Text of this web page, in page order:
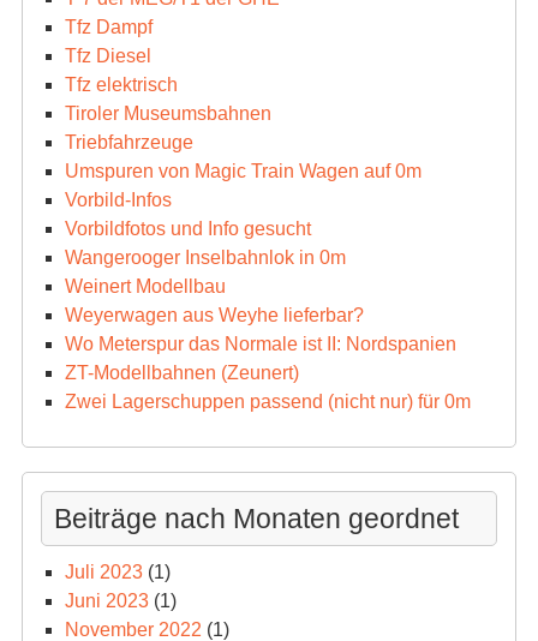
Tfz Dampf
Tfz Diesel
Tfz elektrisch
Tiroler Museumsbahnen
Triebfahrzeuge
Umspuren von Magic Train Wagen auf 0m
Vorbild-Infos
Vorbildfotos und Info gesucht
Wangerooger Inselbahnlok in 0m
Weinert Modellbau
Weyerwagen aus Weyhe lieferbar?
Wo Meterspur das Normale ist II: Nordspanien
ZT-Modellbahnen (Zeunert)
Zwei Lagerschuppen passend (nicht nur) für 0m
Beiträge nach Monaten geordnet
Juli 2023(1)
Juni 2023(1)
November 2022 (1)